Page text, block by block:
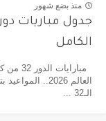
منذ بضع شهور
الكامل
العالم 2026..
الـ32 ...